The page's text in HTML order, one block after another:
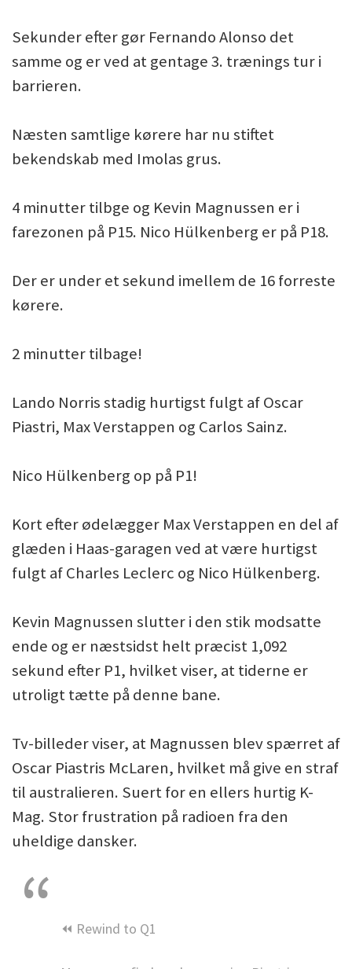
Sekunder efter gør Fernando Alonso det
samme og er ved at gentage 3. trænings tur i
barrieren.
Næsten samtlige kørere har nu stiftet
bekendskab med Imolas grus.
4 minutter tilbge og Kevin Magnussen er i
farezonen på P15. Nico Hülkenberg er på P18.
Der er under et sekund imellem de 16 forreste
kørere.
2 minutter tilbage!
Lando Norris stadig hurtigst fulgt af Oscar
Piastri, Max Verstappen og Carlos Sainz.
Nico Hülkenberg op på P1!
Kort efter ødelægger Max Verstappen en del af
glæden i Haas-garagen ved at være hurtigst
fulgt af Charles Leclerc og Nico Hülkenberg.
Kevin Magnussen slutter i den stik modsatte
ende og er næstsidst helt præcist 1,092
sekund efter P1, hvilket viser, at tiderne er
utroligt tætte på denne bane.
Tv-billeder viser, at Magnussen blev spærret af
Oscar Piastris McLaren, hvilket må give en straf
til australieren. Suert for en ellers hurtig K-
Mag. Stor frustration på radioen fra den
uheldige dansker.
⏪ Rewind to Q1